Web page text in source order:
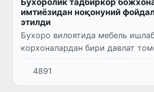
имтиёзидан ноқонуний
этилди
Бухоро вилоятида мебель
корхоналардан бири давлат
берилган имтиёзларни
урингани фош этилди.
4891